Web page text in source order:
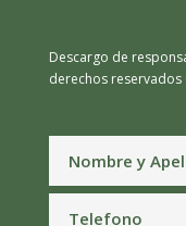
Descargo de
derechos